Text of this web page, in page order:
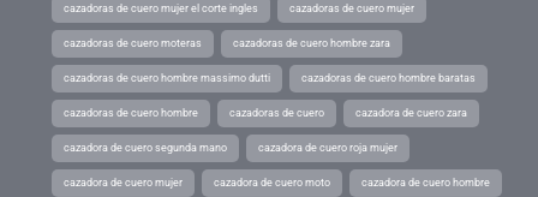
cazadoras de cuero mujer el corte ingles cazadoras de cuero mujer
cazadoras de cuero moteras cazadoras de cuero hombre zara
cazadoras de cuero hombre massimo dutti cazadoras de cuero hombre baratas
cazadoras de cuero hombre cazadoras de cuero cazadora de cuero zara
cazadora de cuero segunda mano cazadora de cuero roja mujer
cazadora de cuero mujer cazadora de cuero moto cazadora de cuero hombre